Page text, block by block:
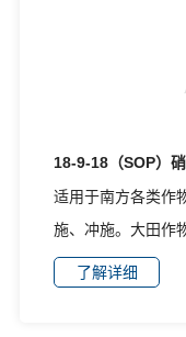
18-9-18（SOP）
适用于南方各类作物和北
施、冲施。大田作
米），追肥10-20
了解详细